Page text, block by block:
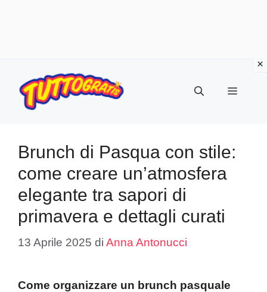
contenuto
Menu
Brunch di Pasqua con stile:
come creare un’atmosfera
elegante tra sapori di
primavera e dettagli curati
13 Aprile 2025 di Anna Antonucci
Come organizzare un brunch pasquale